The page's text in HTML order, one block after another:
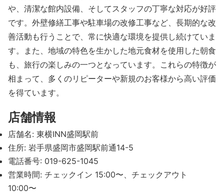
や、清潔な館内設備、そしてスタッフの丁寧な対応が好評
です。外壁修繕工事や駐車場の改修工事など、長期的な改
善活動も行うことで、常に快適な環境を提供し続けていま
す。また、地域の特色を生かした地元食材を使用した朝食
も、旅行の楽しみの一つとなっています。これらの特徴が
相まって、多くのリピーターや新規のお客様から高い評価
を得ています。
店舗情報
店舗名: 東横INN盛岡駅前
住所: 岩手県盛岡市盛岡駅前通14-5
電話番号: 019-625-1045
営業時間: チェックイン 15:00〜、チェックアウト
10:00〜